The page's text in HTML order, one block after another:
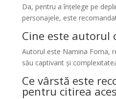
Da, pentru a înțelege pe
personajele, este
Cine este autorul
Autorul este Namina Forna,
său captivant și
Ce vârstă este
pentru citirea